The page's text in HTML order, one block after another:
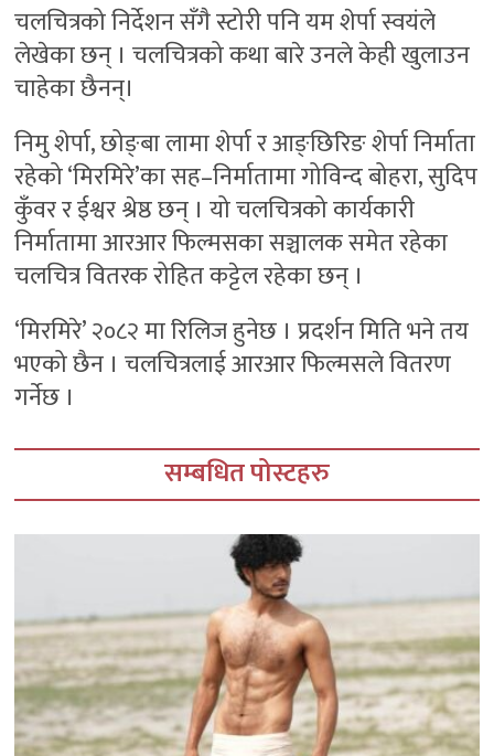
चलचित्रको निर्देशन सँगै स्टोरी पनि यम शेर्पा स्वयंले
लेखेका छन् । चलचित्रको कथा बारे उनले केही खुलाउन
चाहेका छैनन्।
निमु शेर्पा, छोङ्बा लामा शेर्पा र आङ्छिरिङ शेर्पा निर्माता
रहेको ‘मिरमिरे’का सह–निर्मातामा गोविन्द बोहरा, सुदिप
कुँवर र ईश्वर श्रेष्ठ छन् । यो चलचित्रको कार्यकारी
निर्मातामा आरआर फिल्मसका सञ्चालक समेत रहेका
चलचित्र वितरक रोहित कट्टेल रहेका छन् ।
‘मिरमिरे’ २०८२ मा रिलिज हुनेछ । प्रदर्शन मिति भने तय
भएको छैन । चलचित्रलाई आरआर फिल्मसले वितरण
गर्नेछ ।
सम्बधित पोस्टहरु